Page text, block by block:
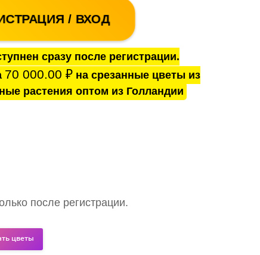
/ ВХОД
сразу после регистрации.
70 000.00 ₽на срезанные цветы из
растения оптом из Голландии
после регистрации.
цветы